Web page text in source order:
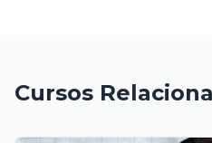
Cursos